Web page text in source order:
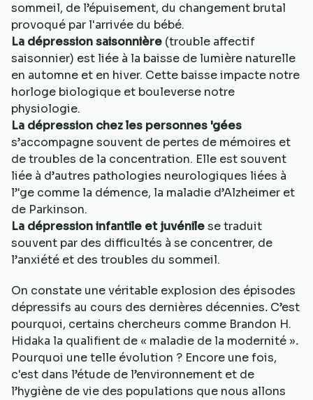
sommeil, de l’épuisement, du changement brutal
provoqué par l'arrivée du bébé.
La dépression saisonnière (trouble affectif
saisonnier) est liée à la baisse de lumière naturelle
en automne et en hiver. Cette baisse impacte notre
horloge biologique et bouleverse notre
physiologie.
La dépression chez les personnes 'gées
s’accompagne souvent de pertes de mémoires et
de troubles de la concentration. Elle est souvent
liée à d’autres pathologies neurologiques liées à
l’'ge comme la démence, la maladie d’Alzheimer et
de Parkinson.
La dépression infantile et juvénilese traduit
souvent par des difficultés à se concentrer, de
l’anxiété et des troubles du sommeil.
On constate une véritable explosion des épisodes
dépressifs au cours des dernières décennies. C’est
pourquoi, certains chercheurs comme Brandon H.
Hidaka la qualifient de « maladie de la modernité ».
Pourquoi une telle évolution ? Encore une fois,
c'est dans l’étude de l’environnement et de
l’hygiène de vie des populations que nous allons